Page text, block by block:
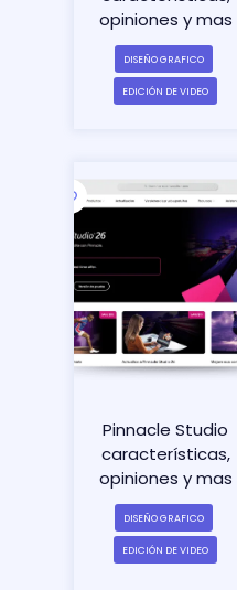
opiniones y mas
DISEÑO GRAFICO
EDICIÓN DE VIDEO
Pinnacle Studio
características,
opiniones y mas
DISEÑO GRAFICO
EDICIÓN DE VIDEO